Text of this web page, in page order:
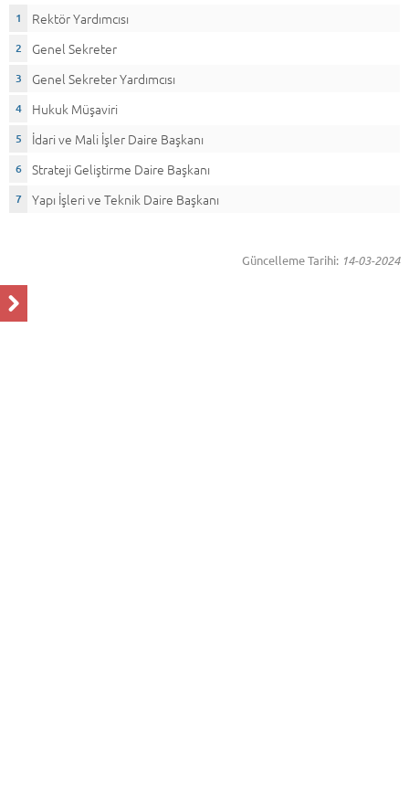
Rektör Yardımcısı
Genel Sekreter
Genel Sekreter Yardımcısı
Hukuk Müşaviri
İdari ve Mali İşler Daire Başkanı
Strateji Geliştirme Daire Başkanı
Yapı İşleri ve Teknik Daire Başkanı
Güncelleme Tarihi: 14-03-2024